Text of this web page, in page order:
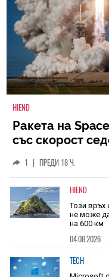
HIEND
Ракета на
със скорост
1 | ПРЕДИ 18 Ч.
HIEND
Този връх
не може
на 600 км
04.08.2026
TECH